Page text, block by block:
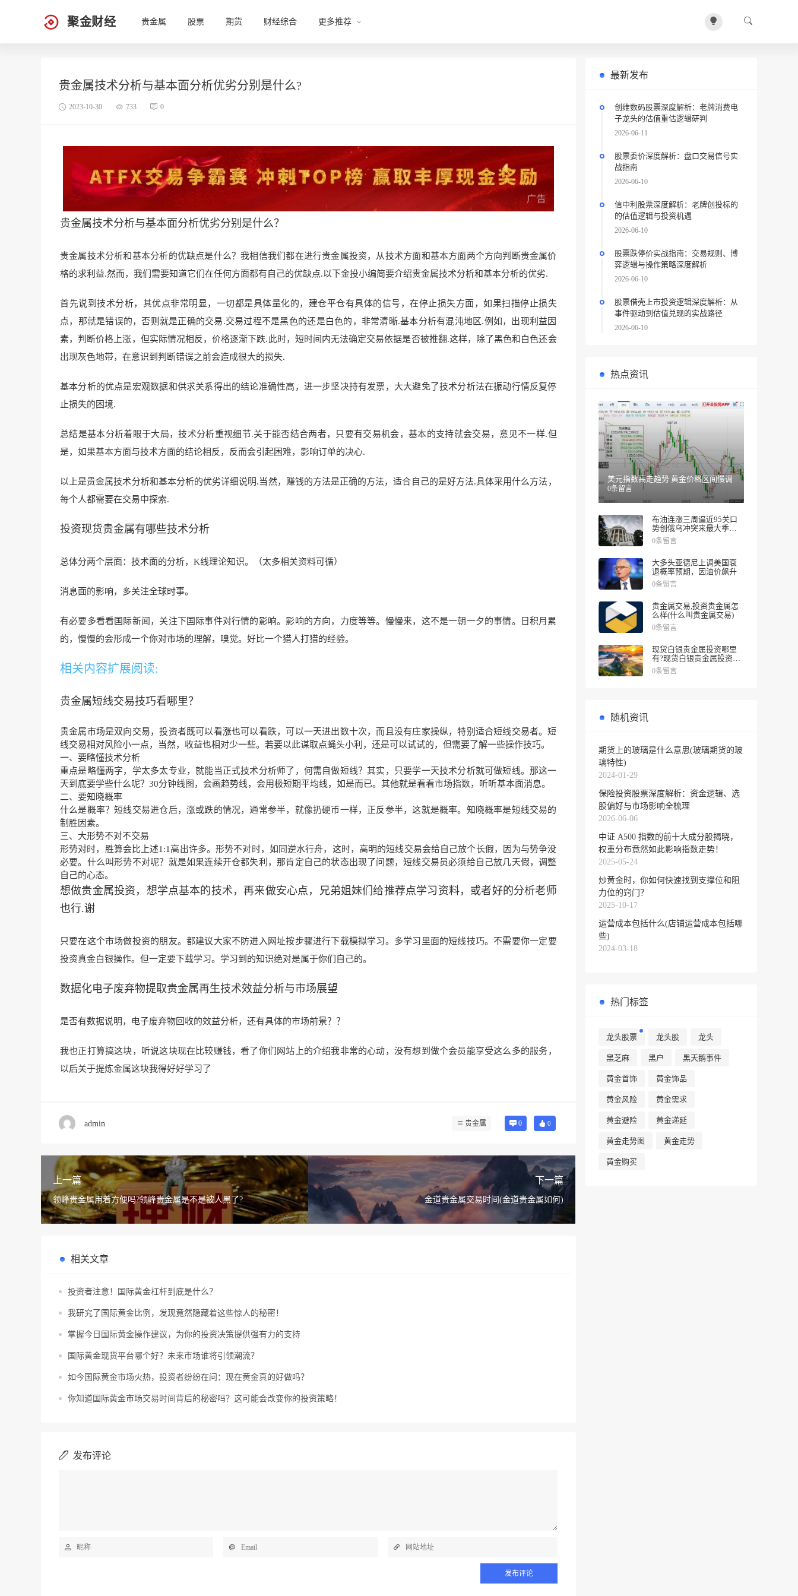
聚金财经 贵金属 股票 期货 财经综合 更多推荐
贵金属技术分析与基本面分析优劣分别是什么?
2023-10-30 733 0
贵金属技术分析与基本面分析优劣分别是什么？
贵金属技术分析和基本分析的优缺点是什么？我相信我们都在进行贵金属投资，从技术方面和基本方面两个方向判断贵金属价
格的求利益.然而，我们需要知道它们在任何方面都有自己的优缺点.以下金投小编简要介绍贵金属技术分析和基本分析的优劣.
首先说到技术分析，其优点非常明显，一切都是具体量化的，建仓平仓有具体的信号，在停止损失方面，如果扫描停止损失
点，那就是错误的，否则就是正确的交易.交易过程不是黑色的还是白色的，非常清晰.基本分析有混沌地区.例如，出现利益因
素，判断价格上涨，但实际情况相反，价格逐渐下跌.此时，短时间内无法确定交易依据是否被推翻.这样，除了黑色和白色还会
出现灰色地带，在意识到判断错误之前会造成很大的损失.
基本分析的优点是宏观数据和供求关系得出的结论准确性高，进一步坚决持有发票，大大避免了技术分析法在振动行情反复停
止损失的困境.
总结是基本分析着眼于大局，技术分析重视细节.关于能否结合两者，只要有交易机会，基本的支持就会交易，意见不一样.但
是，如果基本方面与技术方面的结论相反，反而会引起困难，影响订单的决心.
以上是贵金属技术分析和基本分析的优劣详细说明.当然，赚钱的方法是正确的方法，适合自己的是好方法.具体采用什么方法，
每个人都需要在交易中探索.
投资现货贵金属有哪些技术分析
总体分两个层面： 技术面的分析，K线理论知识。（太多相关资料可循）
消息面的影响，多关注全球时事。
有必要多看看国际新闻，关注下国际事件对行情的影响。影响的方向，力度等等。慢慢来，这不是一朝一夕的事情。日积月累
的，慢慢的会形成一个你对市场的理解，嗅觉。好比一个猎人打猎的经验。
相关内容扩展阅读:
贵金属短线交易技巧看哪里？
贵金属市场是双向交易，投资者既可以看涨也可以看跌，可以一天进出数十次，而且没有庄家操纵，特别适合短线交易者。短
线交易相对风险小一点，当然，收益也相对少一些。若要以此谋取点蝇头小利，还是可以试试的，但需要了解一些操作技巧。
一、要略懂技术分析
重点是略懂两字，学太多太专业，就能当正式技术分析师了，何需自做短线？其实，只要学一天技术分析就可做短线。那这一
天到底要学些什么呢？30分钟线图，会画趋势线，会用极短期平均线，如是而已。其他就是看看市场指数，听听基本面消息。
二、要知晓概率
什么是概率？短线交易进仓后，涨或跌的情况，通常参半，就像扔硬币一样，正反参半，这就是概率。知晓概率是短线交易的
制胜因素。
三、大形势不对不交易
形势对时，胜算会比上述1:1高出许多。形势不对时，如同逆水行舟，这时，高明的短线交易会给自己放个长假，因为与势争没
必要。什么叫形势不对呢？就是如果连续开仓都失利，那肯定自己的状态出现了问题，短线交易员必须给自己放几天假，调整
自己的心态。
想做贵金属投资，想学点基本的技术，再来做安心点，兄弟姐妹们给推荐点学习资料，或者好的分析老师
也行.谢
只要在这个市场做投资的朋友。都建议大家不防进入网址按步骤进行下载模拟学习。多学习里面的短线技巧。不需要你一定要
投资真金白银操作。但一定要下载学习。学习到的知识绝对是属于你们自己的。
数据化电子废弃物提取贵金属再生技术效益分析与市场展望
是否有数据说明，电子废弃物回收的效益分析，还有具体的市场前景？？
我也正打算搞这块，听说这块现在比较赚钱，看了你们网站上的介绍我非常的心动，没有想到做个会员能享受这么多的服务，
以后关于提炼金属这块我得好好学习了
admin 贵金属 0 0
上一篇
领峰贵金属用着方便吗?领峰贵金属是不是被人黑了?
下一篇
金道贵金属交易时间(金道贵金属如何)
相关文章
投资者注意！国际黄金杠杆到底是什么？
我研究了国际黄金比例，发现竟然隐藏着这些惊人的秘密！
掌握今日国际黄金操作建议，为你的投资决策提供强有力的支持
国际黄金现货平台哪个好？未来市场谁将引领潮流？
如今国际黄金市场火热，投资者纷纷在问：现在黄金真的好做吗？
你知道国际黄金市场交易时间背后的秘密吗？这可能会改变你的投资策略！
发布评论
最新发布
创维数码股票深度解析：老牌消费电
子龙头的估值重估逻辑研判
2026-06-11
股票委价深度解析：盘口交易信号实
战指南
2026-06-10
信中利股票深度解析：老牌创投标的
的估值逻辑与投资机遇
2026-06-10
股票跌停价实战指南：交易规则、博
弈逻辑与操作策略深度解析
2026-06-10
股票借壳上市投资逻辑深度解析：从
事件驱动到估值兑现的实战路径
2026-06-10
热点资讯
美元指数高走趋势 黄金价格区间慢调
0条留言
布油连涨三周逼近95关口
势创俄乌冲突来最大季度
涨幅
0条留言
大多头亚德尼上调美国衰
退概率预期，因油价飙升
0条留言
贵金属交易,投资贵金属怎
么样(什么叫贵金属交易)
0条留言
现货白银贵金属投资哪里
有?现货白银贵金属投资被
诱导投资亏损
0条留言
随机资讯
期货上的玻璃是什么意思(玻璃期货的玻
璃特性)
2024-01-29
保险投资股票深度解析：资金逻辑、选
股偏好与市场影响全梳理
2026-06-06
中证 A500 指数的前十大成分股揭晓，
权重分布竟然如此影响指数走势！
2025-05-24
炒黄金时，你如何快速找到支撑位和阻
力位的窍门？
2025-10-17
运营成本包括什么(店铺运营成本包括哪
些)
2024-03-18
热门标签
龙头股票 龙头股 龙头
黑芝麻 黑户 黑天鹅事件
黄金首饰 黄金饰品
黄金风险 黄金需求
黄金避险 黄金递延
黄金走势图 黄金走势
黄金购买